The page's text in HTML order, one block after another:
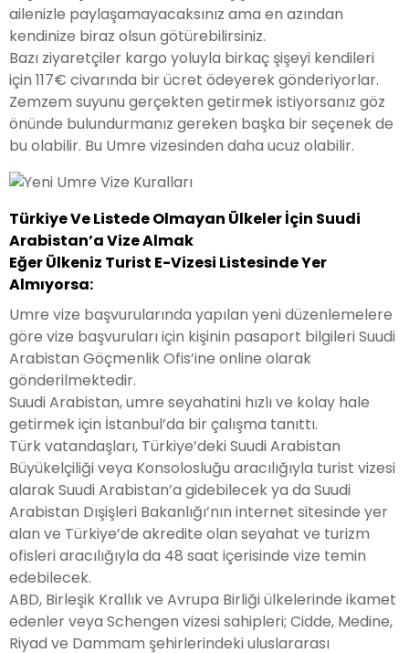
ailenizle paylaşamayacaksınız ama en azından
kendinize biraz olsun götürebilirsiniz.
Bazı ziyaretçiler kargo yoluyla birkaç şişeyi kendileri
için 117€ civarında bir ücret ödeyerek gönderiyorlar.
Zemzem suyunu gerçekten getirmek istiyorsanız göz
önünde bulundurmanız gereken başka bir seçenek de
bu olabilir. Bu Umre vizesinden daha ucuz olabilir.
Türkiye Ve Listede Olmayan Ülkeler İçin Suudi
Arabistan’a Vize Almak
Eğer Ülkeniz Turist E-Vizesi Listesinde Yer
Almıyorsa:
Umre vize başvurularında yapılan yeni düzenlemelere
göre vize başvuruları için kişinin pasaport bilgileri Suudi
Arabistan Göçmenlik Ofis’ine online olarak
gönderilmektedir.
Suudi Arabistan, umre seyahatini hızlı ve kolay hale
getirmek için İstanbul’da bir çalışma tanıttı.
Türk vatandaşları, Türkiye’deki Suudi Arabistan
Büyükelçiliği veya Konsolosluğu aracılığıyla turist vizesi
alarak Suudi Arabistan’a gidebilecek ya da Suudi
Arabistan Dışişleri Bakanlığı’nın internet sitesinde yer
alan ve Türkiye’de akredite olan seyahat ve turizm
ofisleri aracılığıyla da 48 saat içerisinde vize temin
edebilecek.
ABD, Birleşik Krallık ve Avrupa Birliği ülkelerinde ikamet
edenler veya Schengen vizesi sahipleri; Cidde, Medine,
Riyad ve Dammam şehirlerindeki uluslararası